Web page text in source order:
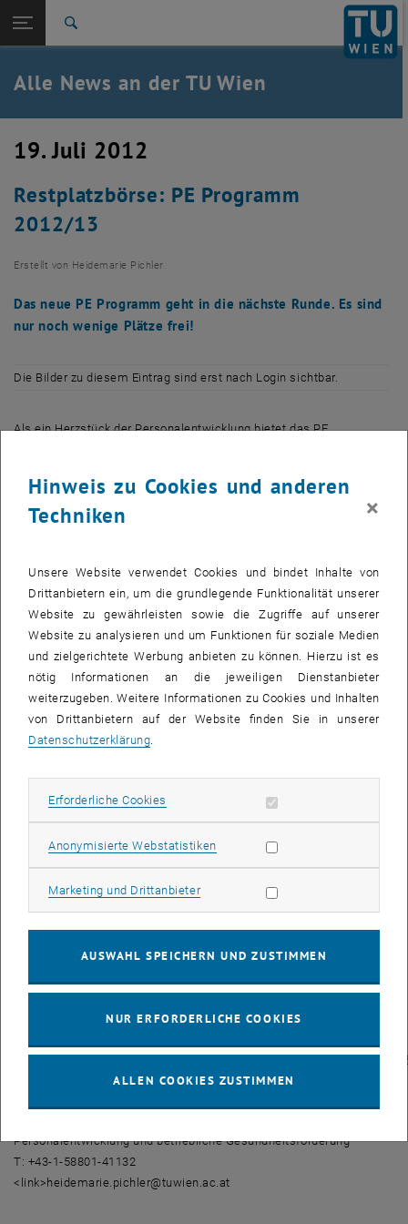
TU Login
Quicklinks
Quicklinks-Menü umschalten
Studium
Karriere
Zurück: Subseiten von TU Wien Startseite auflisten
Zurück zur letzten Ebene:
TU Wien Startseite
Übersicht
Alle News an der TU Wien
19. Juli 2012
Restplatzbörse: PE Programm
2012/13
Erstellt von Heidemarie Pichler
Das neue PE Programm geht in die nächste Runde. Es sind
nur noch wenige Plätze frei!
Die Bilder zu diesem Eintrag sind erst nach Login sichtbar.
Als ein Herzstück der Personalentwicklung bietet das PE
weiterzubilden und gleichzeitig interessante Netzwerke zu knüpfen.
Bettina Neunteufl und Florian Aigner (Büro für Öffentlichkeitsarbeit)
Tipps für den richtigen Umgang mit Medien (<link https:
tiss.tuwien.ac.at personal interne_veranstaltung anzeigen _blank
link_intern>Meet the Media - Wie sag ich‘s den Medien?). Lassen
Sie sich mit anderen KollegInnen von Bernhard Weingartner für die
<link https: tiss.tuwien.ac.at personal interne_veranstaltung
anzeigen _blank link_intern>Lehre coachen. Selbstverständlich
bieten wir auch eine adäquate Veranstaltung auf <link https:
tiss.tuwien.ac.at personal interne_veranstaltung anzeigen _blank
schon nach kurzer Zeit Webseiten selbstständig betreuen (<link
https: tiss.tuwien.ac.at personal interne_veranstaltung anzeigen
_blank link_intern>Typo 3-Schulung).
Einige wenige Plätze gibt es auch noch für "IT Seminare" und für
Seminare aus dem Bereich "Gesund und sicher Arbeiten".
Für alle, die sich noch nicht einen Platz im Wunschseminar
gesichert haben: Nutzen Sie bald die Gelegenheit.
Eine Übersicht über freie Plätze und sowie die Möglichkeit, sich
anzumelden, finden Sie unter: <link https: tiss.tuwien.ac.at
interne_veranstaltung>tiss.tuwien.ac.at/personal/
Personalentwicklung und betriebliche Gesundheitsförderung
T: +43-1-58801-41132
<link>heidemarie.pichler@tuwien.ac.at
Hinweis zu Cookies und anderen
Techniken
×
Unsere Website verwendet Cookies und bindet Inhalte von
Drittanbietern ein, um die grundlegende Funktionalität unserer
Website zu gewährleisten sowie die Zugriffe auf unserer
Website zu analysieren und um Funktionen für soziale Medien
und zielgerichtete Werbung anbieten zu können. Hierzu ist es
nötig Informationen an die jeweiligen Dienstanbieter
weiterzugeben. Weitere Informationen zu Cookies und Inhalten
von Drittanbietern auf der Website finden Sie in unserer
Datenschutzerklärung
Erforderliche Cookies Erforderliche Cookies zulassen
Anonymisierte WebstatistikenStatistik Cookies zulassen
Marketing und DrittanbieterMarketing Cookies zulassen
AUSWAHL SPEICHERN UND ZUSTIMMEN
NUR ERFORDERLICHE COOKIES
ALLEN COOKIES ZUSTIMMEN